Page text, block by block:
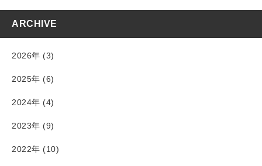
ARCHIVE
2026年 (3)
2025年 (6)
2024年 (4)
2023年 (9)
2022年 (10)